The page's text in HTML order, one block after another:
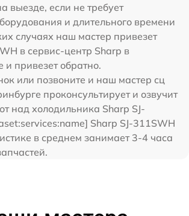
выезде, если не требует
и длительного времени
случаях наш мастер привезет
в сервис-центр Sharp в
и привезет обратно.
или позвоните и наш мастер сц
проконсультирует и озвучит
над холодильника Sharp SJ-
Sharp SJ-311SWH
в среднем занимает 3-4 часа